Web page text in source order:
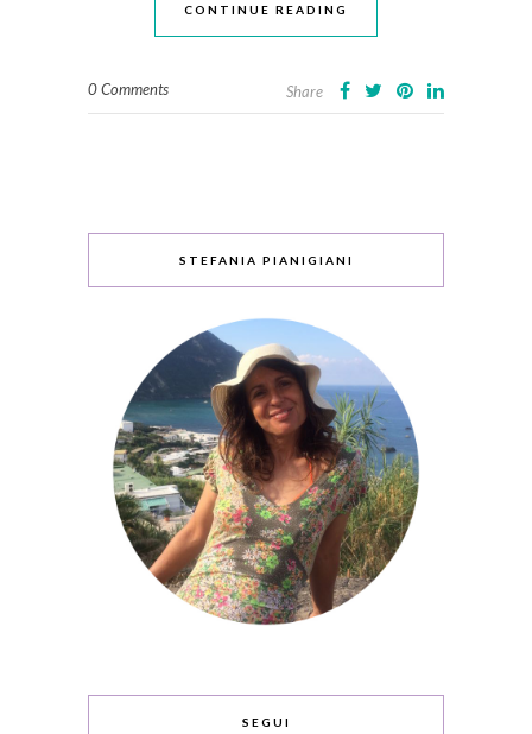
CONTINUE READING
0 Comments Share
STEFANIA PIANIGIANI
SEGUI